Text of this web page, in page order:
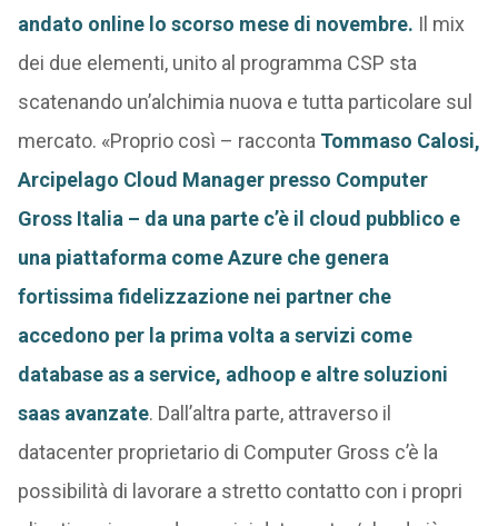
andato online lo scorso mese di novembre. Il mix
dei due elementi, unito al programma CSP sta
scatenando un’alchimia nuova e tutta particolare sul
mercato. «Proprio così – racconta Tommaso Calosi,
Arcipelago Cloud Manager presso Computer
Gross Italia – da una parte c’è il cloud pubblico e
una piattaforma come Azure che genera
fortissima fidelizzazione nei partner che
accedono per la prima volta a servizi come
database as a service, adhoop e altre soluzioni
saas avanzate. Dall’altra parte, attraverso il
datacenter proprietario di Computer Gross c’è la
possibilità di lavorare a stretto contatto con i propri